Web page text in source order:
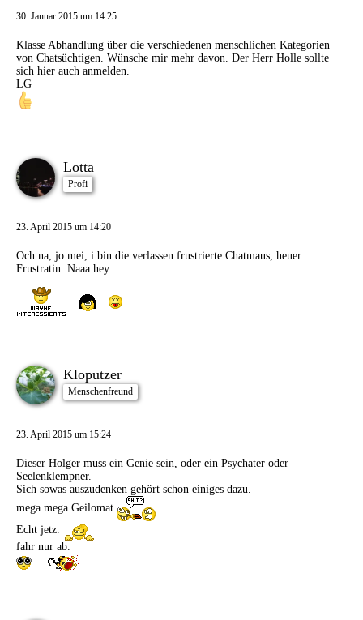
30. Januar 2015 um 14:25
Klasse Abhandlung über die verschiedenen menschlichen Kategorien
von Chatsüchtigen. Wünsche mir mehr davon. Der Herr Holle sollte
sich hier auch anmelden.
LG
Lotta
Profi
23. April 2015 um 14:20
Och na, jo mei, i bin die verlassen frustrierte Chatmaus, heuer
Frustratin. Naaa hey
Kloputzer
Menschenfreund
23. April 2015 um 15:24
Dieser Holger muss ein Genie sein, oder ein Psychater oder
Seelenklempner.
Sich sowas auszudenken gehört schon einiges dazu.
mega mega Geilomat
Echt jetz.
fahr nur ab.